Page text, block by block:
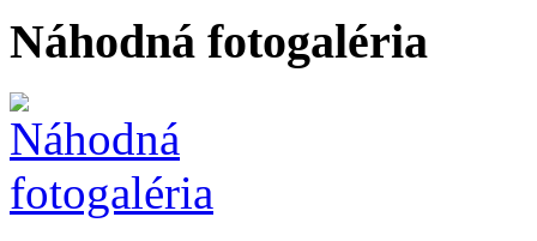
Náhodná fotogaléria